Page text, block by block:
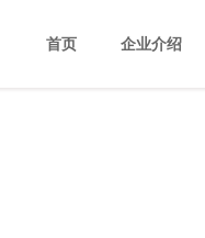
首页 企业介绍